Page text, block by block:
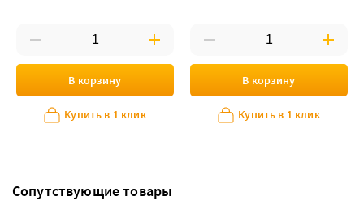
В корзину
Купить в 1 клик
В корзину
Купить в 1 клик
Сопутствующие товары